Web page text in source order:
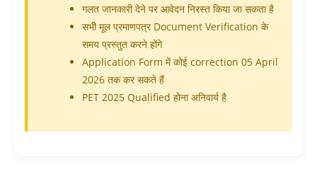
गलत जानकारी देने पर आवेदन निरस्त किया जा सकता है
सभी मूल प्रमाणपत्र Document Verification के
समय प्रस्तुत करने होंगे
Application Form में कोई correction 05 April
2026 तक कर सकते हैं
PET 2025 Qualified होना अनिवार्य है